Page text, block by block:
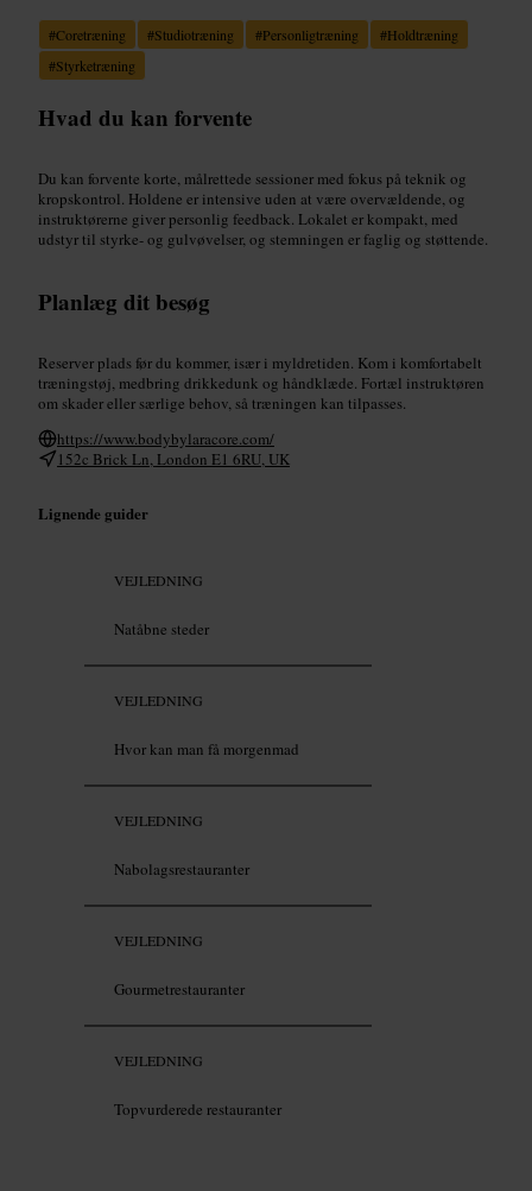
#Coretræning #Studiotræning #Personligtræning #Holdtræning
#Styrketræning
Hvad du kan forvente
Du kan forvente korte, målrettede sessioner med fokus på teknik og
kropskontrol. Holdene er intensive uden at være overvældende, og
instruktørerne giver personlig feedback. Lokalet er kompakt, med
udstyr til styrke- og gulvøvelser, og stemningen er faglig og støttende.
Planlæg dit besøg
Reserver plads før du kommer, især i myldretiden. Kom i komfortabelt
træningstøj, medbring drikkedunk og håndklæde. Fortæl instruktøren
om skader eller særlige behov, så træningen kan tilpasses.
https://www.bodybylaracore.com/
152c Brick Ln, London E1 6RU, UK
Lignende guider
VEJLEDNING
Natåbne steder
VEJLEDNING
Hvor kan man få morgenmad
VEJLEDNING
Nabolagsrestauranter
VEJLEDNING
Gourmetrestauranter
VEJLEDNING
Topvurderede restauranter